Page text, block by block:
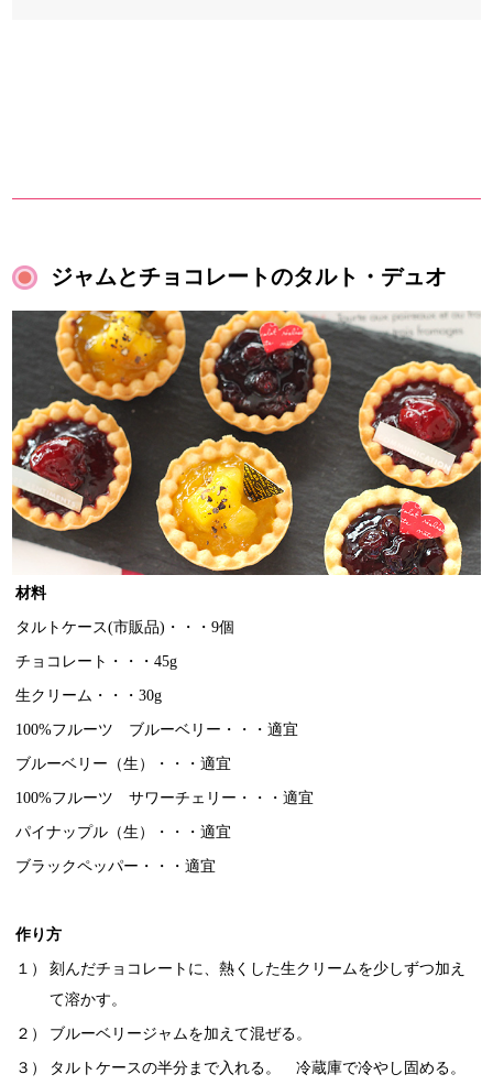
ジャムとチョコレートのタルト・デュオ
材料
タルトケース(市販品)・・・9個
チョコレート・・・45g
生クリーム・・・30g
100%フルーツ ブルーベリー・・・適宜
ブルーベリー（生）・・・適宜
100%フルーツ サワーチェリー・・・適宜
パイナップル（生）・・・適宜
ブラックペッパー・・・適宜
作り方
１）
刻んだチョコレートに、熱くした生クリームを少しずつ加え
て溶かす。
２） ブルーベリージャムを加えて混ぜる。
３） タルトケースの半分まで入れる。 冷蔵庫で冷やし固める。